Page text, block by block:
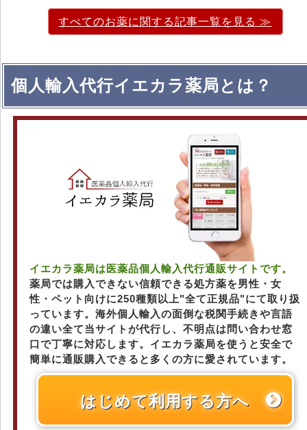
すべてのお薬に関する記事一覧を見る ≫
個人輸入代行イエカラ薬局とは？
イエカラ薬局は医薬品個人輸入代行通販サイトです。
薬局では購入できない信頼できる処方薬を男性・女
性・ペット向けに250種類以上"全て正規品"にて取り扱
っています。海外個人輸入の面倒な税関手続きや言語
の違い全て当サイトが代行し、不明点は問い合わせ窓
口で丁寧に対応します。イエカラ薬局を使うと安全で
簡単に通販購入できると多くの方に愛されています。
はじめて利用する方へ